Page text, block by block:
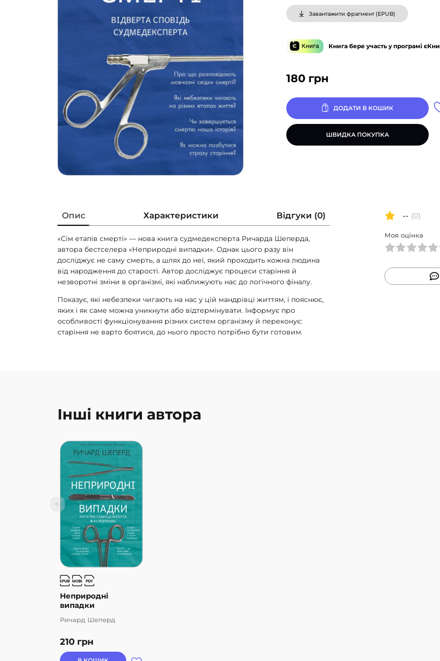
180 грн
Завантажити фрагмент (EPUB)
Книга бере участь у програмі
ДОДАТИ В КОШИК
ШВИДКА ПОКУПКА
Опис Характеристики Відгуки (0)
«Сім етапів смерті» — нова книга судмедексперта Ричарда Шеперда,
автора бестселера «Неприродні випадки». Однак цього разу він
досліджує не саму смерть, а шлях до неї, який проходить кожна людина
від народження до старості. Автор досліджує процеси старіння й
незворотні зміни в організмі, які наближують нас до логічного фіналу.
Показує, які небезпеки чигають на нас у цій мандрівці життям, і пояснює,
яких і як саме можна уникнути або відтермінувати. Інформує про
особливості функціонування різних систем організму й переконує:
старіння не варто боятися, до нього просто потрібно бути готовим.
-- (0)
Моя оцінка
Інші книги автора
Неприродні
випадки
210 грн
Ричард Шеперд